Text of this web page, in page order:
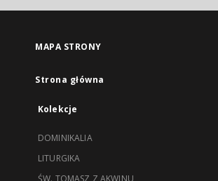
MAPA STRONY
Strona główna
Kolekcje
DOMINIKALIA
LITURGIKA
ŚW. TOMASZ Z AKWINU